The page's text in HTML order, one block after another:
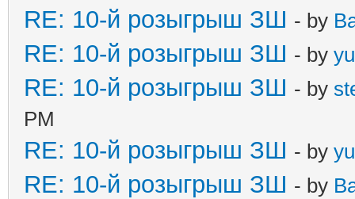
RE: 10-й розыгрыш ЗШ - by
RE: 10-й розыгрыш ЗШ - by
RE: 10-й розыгрыш ЗШ - by
PM
RE: 10-й розыгрыш ЗШ - by
RE: 10-й розыгрыш ЗШ - by